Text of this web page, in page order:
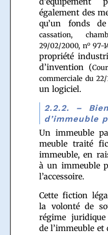
également des
qu’un fonds
cassation,
29/02/2000, no 97-
propriété
d’invention (
commerciale du 22/
un logiciel.
2.2.2. –
d’immeuble
Un immeuble
meuble traité
immeuble, en
à un immeuble
l’accessoire.
Cette fiction
la volonté de
régime juridique
de l’immeuble et